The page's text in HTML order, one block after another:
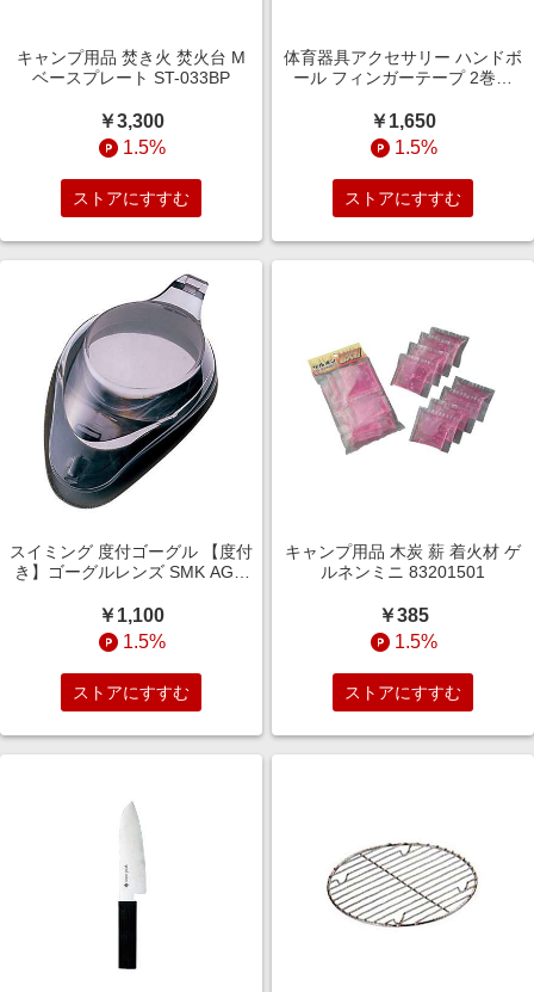
キャンプ用品 焚き火 焚火台 M
ベースプレート ST-033BP
￥3,300
1.5%
ストアにすすむ
体育器具アクセサリー ハンドボ
ール フィンガーテープ 2巻入
￥1,650
1.5%
ストアにすすむ
スイミング 度付ゴーグル 【度付
き】ゴーグルレンズ SMK AGL-
￥1,100
1.5%
ストアにすすむ
キャンプ用品 木炭 薪 着火材 ゲ
ルネンミニ 83201501
￥385
1.5%
ストアにすすむ